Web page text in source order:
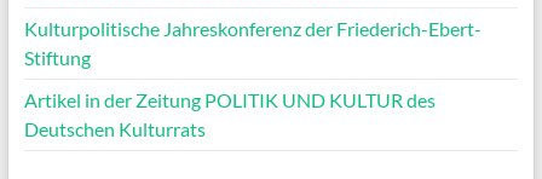
Kulturpolitische Jahreskonferenz der Friederich-Ebert-
Stiftung
Artikel in der Zeitung POLITIK UND KULTUR des
Deutschen Kulturrats